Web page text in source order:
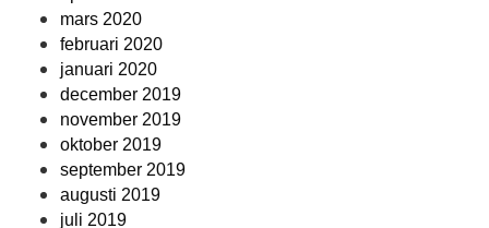
mars 2020
februari 2020
januari 2020
december 2019
november 2019
oktober 2019
september 2019
augusti 2019
juli 2019